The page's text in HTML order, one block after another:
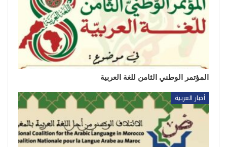
المؤتمر الوطني الثامن للغة العربية
أخبار العربية